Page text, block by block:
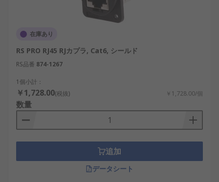
在庫あり
RS PRO RJ45 RJカプラ, Cat6, シールド
RS品番 874-1267
1個小計：
￥1,728.00(税抜) ￥1,728.00/個
数量
追加
データシート